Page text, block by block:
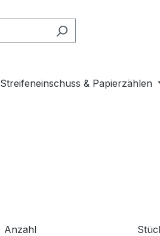
Streifeneinschuss & Papierzählen
Anzahl